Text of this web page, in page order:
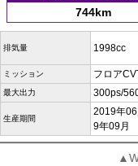
744km
排気量 1998cc
ミッション フロア
最大出力 300ps/
生産期間
2019年
9年09月